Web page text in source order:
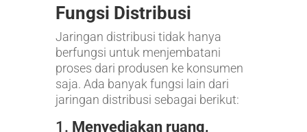
Fungsi Distribusi
Jaringan distribusi tidak hanya
berfungsi untuk menjembatani
proses dari produsen ke konsumen
saja. Ada banyak fungsi lain dari
jaringan distribusi sebagai berikut:
1. Menyediakan ruang,